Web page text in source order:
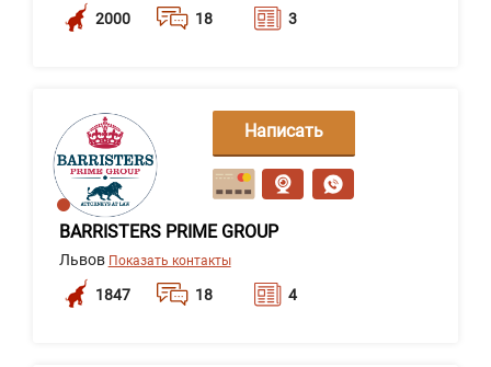
2000 18 3
BARRISTERS PRIME GROUP
Львов Показать контакты
1847 18 4
Написать
сообщение